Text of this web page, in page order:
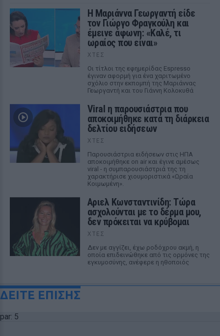
Η Μαριάννα Γεωργαντή είδε
τον Γιώργο Φραγκούλη και
έμεινε άφωνη: «Καλέ, τι
ωραίος που είναι»
ΧΤΕΣ
Οι τίτλοι της εφημερίδας Espresso
έγιναν αφορμή για ένα χαριτωμένο
σχόλιο στην εκπομπή της Μαριάννας
Γεωργαντή και του Γιάννη Κολοκυθά
Viral η παρουσιάστρια που
αποκοιμήθηκε κατά τη διάρκεια
δελτίου ειδήσεων
ΧΤΕΣ
Παρουσιάστρια ειδήσεων στις ΗΠΑ
αποκοιμήθηκε on air και έγινε αμέσως
viral - η συμπαρουσιάστριά της τη
χαρακτήρισε χιουμοριστικά «Ωραία
Κοιμωμένη».
Αριελ Κωνσταντινίδη: Τώρα
ασχολούνται με το δέρμα μου,
δεν πρόκειται να κρύβομαι
ΧΤΕΣ
Δεν με αγγίζει, έχω ροδόχρου ακμή, η
οποία επιδεινώθηκε από τις ορμόνες της
εγκυμοσύνης, ανέφερε η ηθοποιός
ΔΕΙΤΕ ΕΠΙΣΗΣ
par: 5